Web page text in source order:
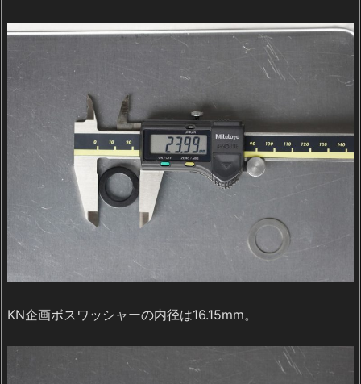
KN企画ボスワッシャーの内径は16.15mm。